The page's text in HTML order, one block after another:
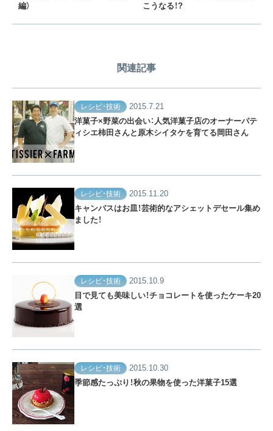
編）
こうなる！?
関連記事
レシピ・技術
2015.7.21
洋菓子×野菜の出会い：人気洋菓子店のオーナーパテ
ィシエ柿田さんと原木シイタケを育てる岡田さん
レシピ・技術
2015.11.20
キャンバスはお皿！芸術的なアシェットデセール集め
ました！
レシピ・技術
2015.10.9
目で見ても美味しい！チョコレートを使ったケーキ20
選
レシピ・技術
2015.10.30
季節感たっぷり！秋の果物を使った洋菓子15選